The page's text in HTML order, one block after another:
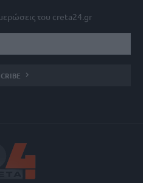
του creta24.gr